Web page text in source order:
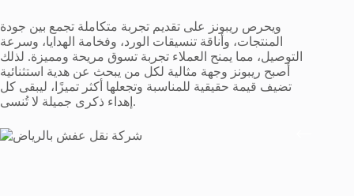
ويحرص ريبونز على تقديم تجربة متكاملة تجمع بين جودة
المنتجات، وأناقة تنسيقات الورد، وفخامة الهدايا، وسرعة
التوصيل، مما يمنح العملاء تجربة تسوق مريحة ومميزة. لذلك
أصبح ريبونز وجهة مثالية لكل من يبحث عن هدية استثنائية
تضيف قيمة حقيقية للمناسبة وتجعلها أكثر تميزًا، ليبقى كل
إهداء ذكرى جميلة لا تُنسى.